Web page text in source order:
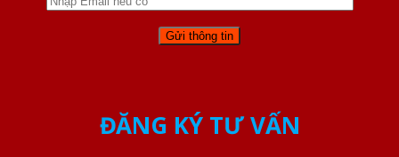
ĐĂNG KÝ TƯ VẤN